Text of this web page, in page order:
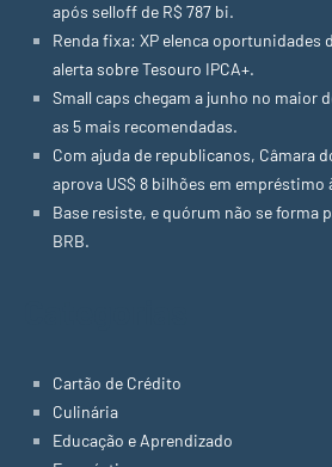
após selloff de R$ 787 bi.
Renda fixa: XP elenca oportunidades
alerta sobre Tesouro IPCA+.
Small caps chegam a junho no maior
as 5 mais recomendadas.
Com ajuda de republicanos, Câmara
aprova US$ 8 bilhões em empréstimo
Base resiste, e quórum não se forma
BRB.
Cartão de Crédito
Culinária
Educação e Aprendizado